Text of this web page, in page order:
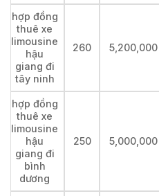
hợp đồng
thuê xe
limousine
hậu
giang đi
tây ninh
260 5,200,000
hợp đồng
thuê xe
limousine
hậu
giang đi
bình
dương
250 5,000,000